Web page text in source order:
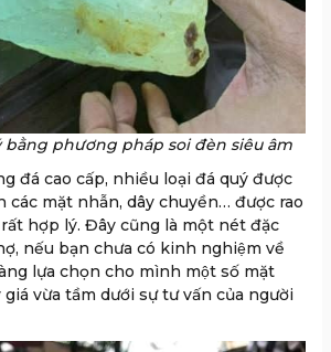
bằng phương pháp soi đèn siêu âm
đá cao cấp, nhiều loại đá quý được
các mặt nhẫn, dây chuyền… được rao
hợp lý. Đây cũng là một nét đặc
nếu bạn chưa có kinh nghiệm về
lựa chọn cho mình một số mặt
vừa tầm dưới sự tư vấn của người